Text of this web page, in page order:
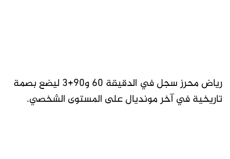
رياض محرز سجل في الدقيقة 60 و90+3 ليضع بصمة
تاريخية في آخر مونديال على المستوى الشخصي.